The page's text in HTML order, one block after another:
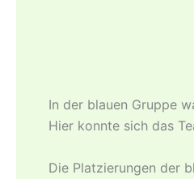
In der blauen Gruppe
Hier konnte sich das
Die Platzierungen der